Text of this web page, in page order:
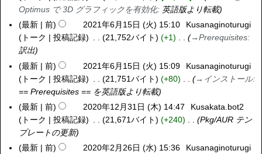
Optimus で 3D グラフィックを有効化: 英語版より転載
最新
前 2021年6月15日 (火) 15:10
Kusanaginoturugi
トーク
投稿記録 21,752バイト +1 →Prerequisites:
訳出
最新
前 2021年6月15日 (火) 15:09
Kusanaginoturugi
トーク
投稿記録 21,751バイト +80 → インストール:
== Prerequisites == を英語版より転載
2
0
最新 前 2020年12月31日 (木) 14:47
Kusakata.bot2
トーク
投稿記録 21,671バイト +240
Pkg/AUR テン
プレートの更新
2
最新 前 2020年2月26日 (水) 15:36
Kusanaginoturugi